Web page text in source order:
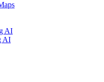
AI
AI